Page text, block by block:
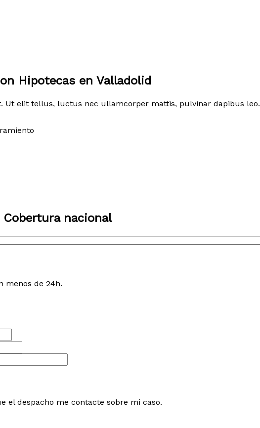
Hipotecas en Valladolid
Ut elit tellus, luctus nec ullamcorper mattis, pulvinar dapibus leo.
Cobertura nacional
menos de 24h.
el despacho me contacte sobre mi caso.